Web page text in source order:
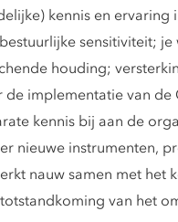
kennis en
sensitiviteit;
houding;
de implementatie van
kennis bij aan de
nieuwe instrumenten,
nauw samen met
van het